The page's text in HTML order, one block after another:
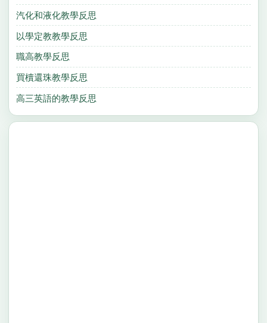
汽化和液化教學反思
以學定教教學反思
職高教學反思
買櫝還珠教學反思
高三英語的教學反思